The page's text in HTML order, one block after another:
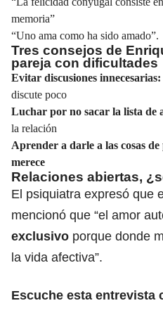
memoria”
“Uno ama como ha sido amado”.
Tres consejos de
pareja con dificultades
Evitar discusiones innecesarias:
discute poco
Luchar por no sacar la lista de
la relación
Aprender a darle a las cosas
merece
Relaciones abiertas,
El psiquiatra expresó que
mencionó que “el amor
exclusivo porque donde
la vida afectiva”.
Escuche esta entrevista